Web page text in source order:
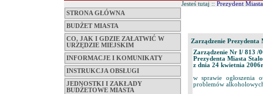
STRONA GŁÓWNA
BUDŻET MIASTA
CO, JAK I GDZIE ZAŁATWIĆ W
URZĘDZIE MIEJSKIM
INFORMACJE I KOMUNIKATY
INSTRUKCJA OBSŁUGI
JEDNOSTKI I ZAKŁADY
BUDŻETOWE MIASTA
Jesteś tutaj :: Prezydent Miasta
Zarządzenie Prezydenta
Zarządzenie Nr I/ 813 /
Prezydenta Miasta
z dnia 24 kwietnia
w sprawie ogłoszenia
problemów